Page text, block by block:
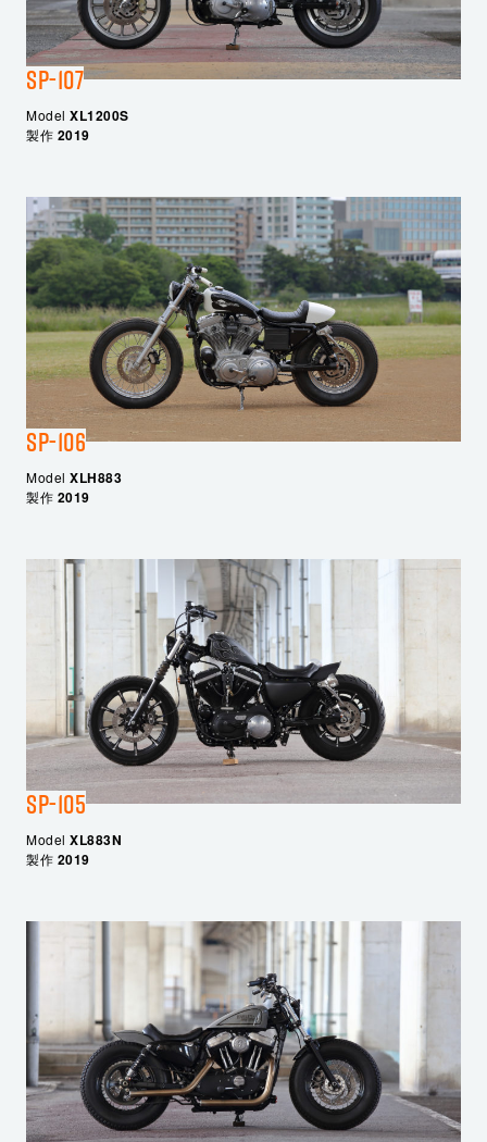
SP-107
Model XL1200S
製作 2019
SP-106
Model XLH883
製作 2019
SP-105
Model XL883N
製作 2019